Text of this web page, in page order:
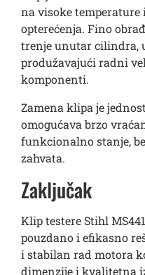
na visoke
opterećenja. Fino
trenje unutar cilindra,
produžavajući radni
komponenti.
Zamena klipa je
omogućava brzo
funkcionalno stanje,
zahvata.
Zaključak
Klip testere Stihl
pouzdano i efikasno
i stabilan rad motora
dimenzije i kvalitetna